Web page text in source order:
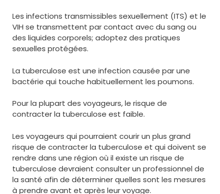
Les infections transmissibles sexuellement (ITS) et le
VIH se transmettent par contact avec du sang ou
des liquides corporels; adoptez des pratiques
sexuelles protégées.
La tuberculose est une infection causée par une
bactérie qui touche habituellement les poumons.
Pour la plupart des voyageurs, le risque de
contracter la tuberculose est faible.
Les voyageurs qui pourraient courir un plus grand
risque de contracter la tuberculose et qui doivent se
rendre dans une région où il existe un risque de
tuberculose devraient consulter un professionnel de
la santé afin de déterminer quelles sont les mesures
à prendre avant et après leur voyage.